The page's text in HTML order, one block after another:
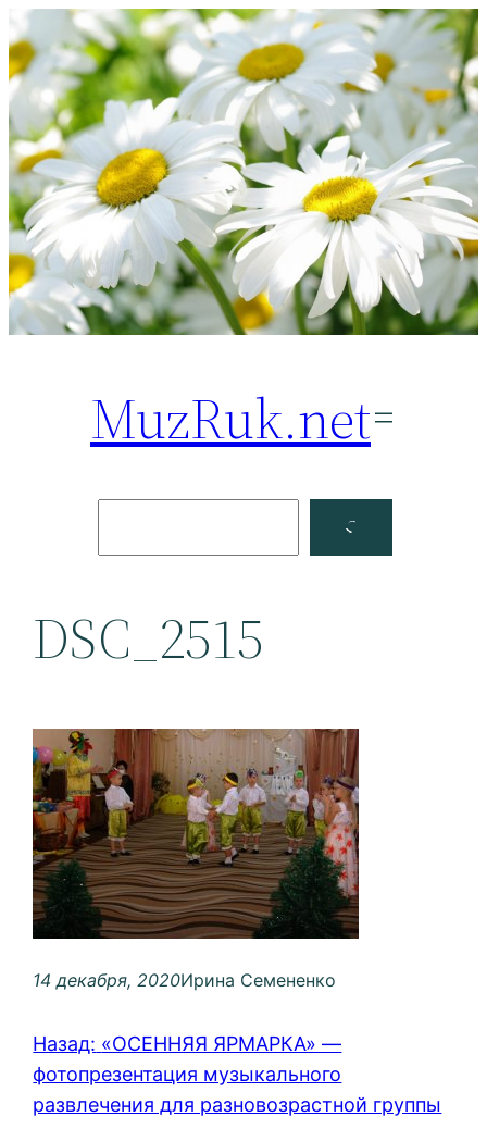
Перейти
к
содержимому
MuzRuk.net
Facebook
DSC_2515
14 декабря, 2020Ирина Семененко
Назад: «ОСЕННЯЯ ЯРМАРКА» —
фотопрезентация музыкального
развлечения для разновозрастной группы